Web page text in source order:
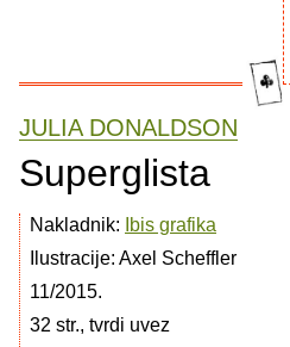
JULIA DONALDSON
Superglista
Nakladnik:
Ibis grafika
Ilustracije: Axel Scheffler
11/2015.
32 str., tvrdi uvez